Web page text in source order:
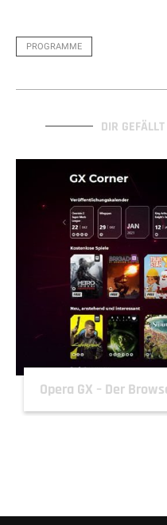
PROGRAMME
DIR
Opera GX – Der